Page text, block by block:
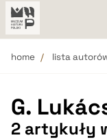
home lista
G.
2 artykuły